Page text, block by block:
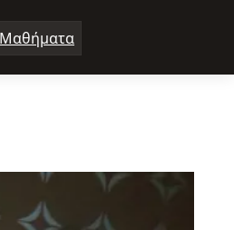
Μαθήματα